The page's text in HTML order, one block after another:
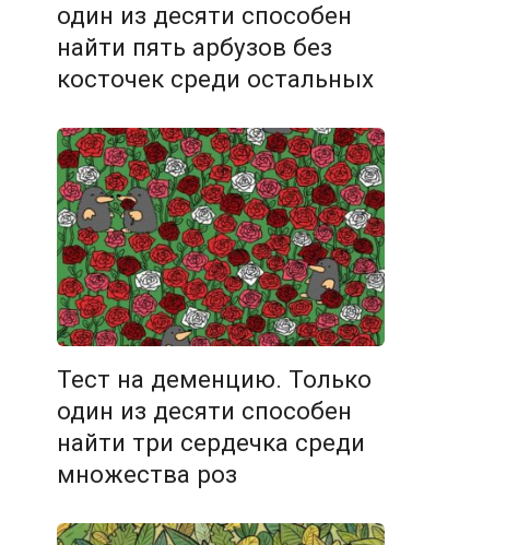
один из десяти способен
найти пять арбузов без
косточек среди остальных
Тест на деменцию. Только
один из десяти способен
найти три сердечка среди
множества роз